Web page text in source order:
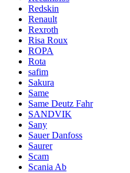
Redskin
Renault
Rexroth
Risa Roux
ROPA
Rota
safim
Sakura
Same
Same Deutz Fahr
SANDVIK
Sany
Sauer Danfoss
Saurer
Scam
Scania Ab